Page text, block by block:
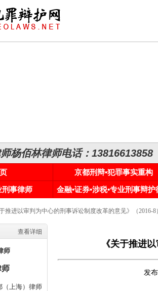
杨佰林律师电话：13816613858
京都刑辩•犯罪事实重构
刑事律师
金融•证券•涉税•专业刑事辩护
推进以审判为中心的刑事诉讼制度改革的意见》（2016-8
查看详细
师
（上海）律师
《关于推进
发